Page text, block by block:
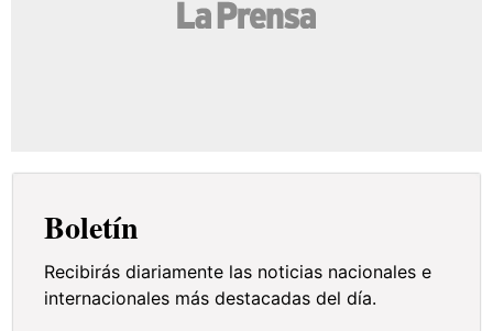
Boletín
Recibirás diariamente las noticias nacionales e
internacionales más destacadas del día.